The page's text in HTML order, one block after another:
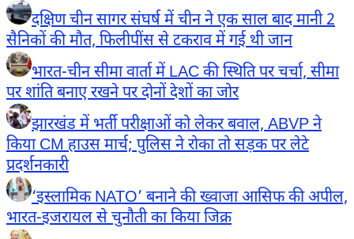
दक्षिण चीन सागर संघर्ष में चीन ने एक साल बाद मानी 2
सैनिकों की मौत, फिलीपींस से टकराव में गई थी जान
भारत-चीन सीमा वार्ता में LAC की स्थिति पर चर्चा, सीमा
पर शांति बनाए रखने पर दोनों देशों का जोर
झारखंड में भर्ती परीक्षाओं को लेकर बवाल, ABVP ने
किया CM हाउस मार्च; पुलिस ने रोका तो सड़क पर लेटे
प्रदर्शनकारी
‘इस्लामिक NATO’ बनाने की ख्वाजा आसिफ की अपील,
भारत-इजरायल से चुनौती का किया जिक्र